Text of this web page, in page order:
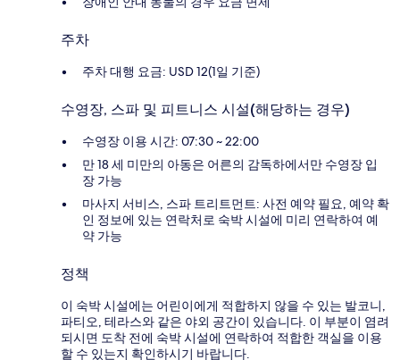
주차
주차 대행 요금: USD 12(1일 기준)
수영장, 스파 및 피트니스 시설(해당하는 경우)
수영장 이용 시간: 07:30 ~ 22:00
만 18 세 미만의 아동은 어른의 감독하에서만 수영장 입
장 가능
마사지 서비스, 스파 트리트먼트: 사전 예약 필요, 예약 확
인 정보에 있는 연락처로 숙박 시설에 미리 연락하여 예
약 가능
정책
이 숙박 시설에는 어린이에게 적합하지 않을 수 있는 발코니,
파티오, 테라스와 같은 야외 공간이 있습니다. 이 부분이 염려
되시면 도착 전에 숙박 시설에 연락하여 적합한 객실을 이용
할 수 있는지 확인하시기 바랍니다.